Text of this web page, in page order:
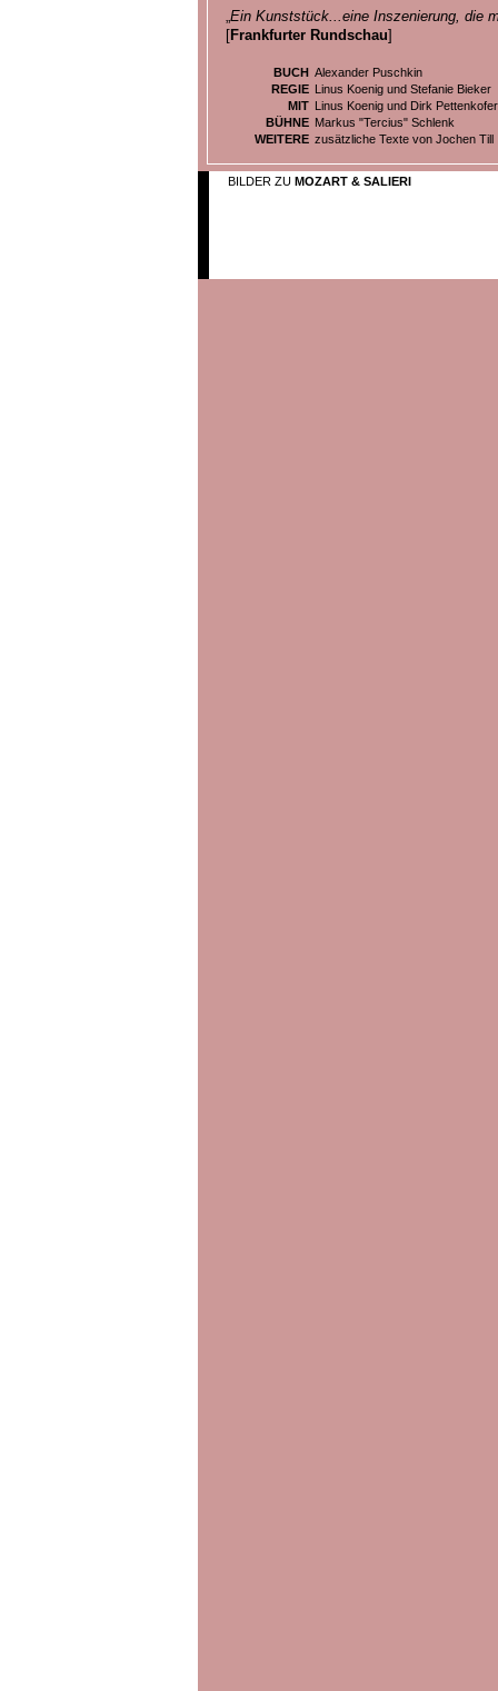
„Ein Kunststück...eine Inszenierung, die
[Frankfurter Rundschau]
BUCH Alexander Puschkin
REGIE Linus Koenig und Stefanie Bieker
MIT Linus Koenig und Dirk Pettenkofer
BÜHNE Markus "Tercius" Schlenk
WEITERE zusätzliche Texte von Jochen Till
BILDER ZU MOZART & SALIERI